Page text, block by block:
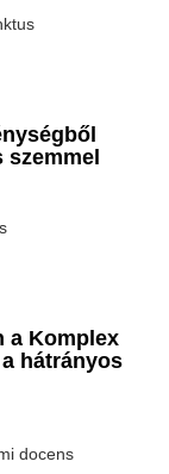
a Komplex
hátrányos
docens